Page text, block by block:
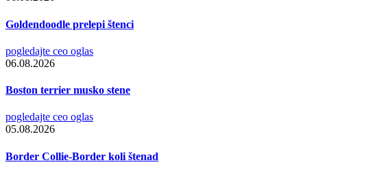
Goldendoodle prelepi štenci
pogledajte ceo oglas
06.08.2026
Boston terrier musko stene
pogledajte ceo oglas
05.08.2026
Border Collie-Border koli štenad